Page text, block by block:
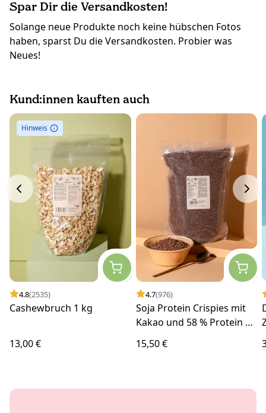
Spar Dir die Versandkosten!
Solange neue Produkte noch keine hübschen Fotos
haben, sparst Du die Versandkosten. Probier was
Neues!
Kund:innen kauften auch
Hinweis
4.8(2535)
Cashewbruch 1 kg
13,00 €
4.7(976)
Soja Protein Crispies mit
Kakao und 58 % Protein 1
15,50 €